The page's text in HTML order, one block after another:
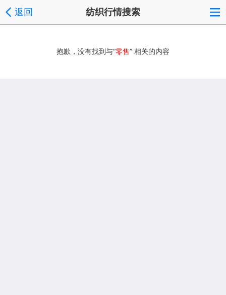
返回 纺织行情搜索
抱歉，没有找到与“零售” 相关的内容